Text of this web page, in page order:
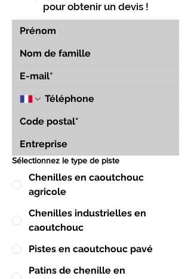
pour obtenir un devis !
Sélectionnez le type de piste
Chenilles en caoutchouc
agricole
Chenilles industrielles en
caoutchouc
Pistes en caoutchouc pavé
Patins de chenille en